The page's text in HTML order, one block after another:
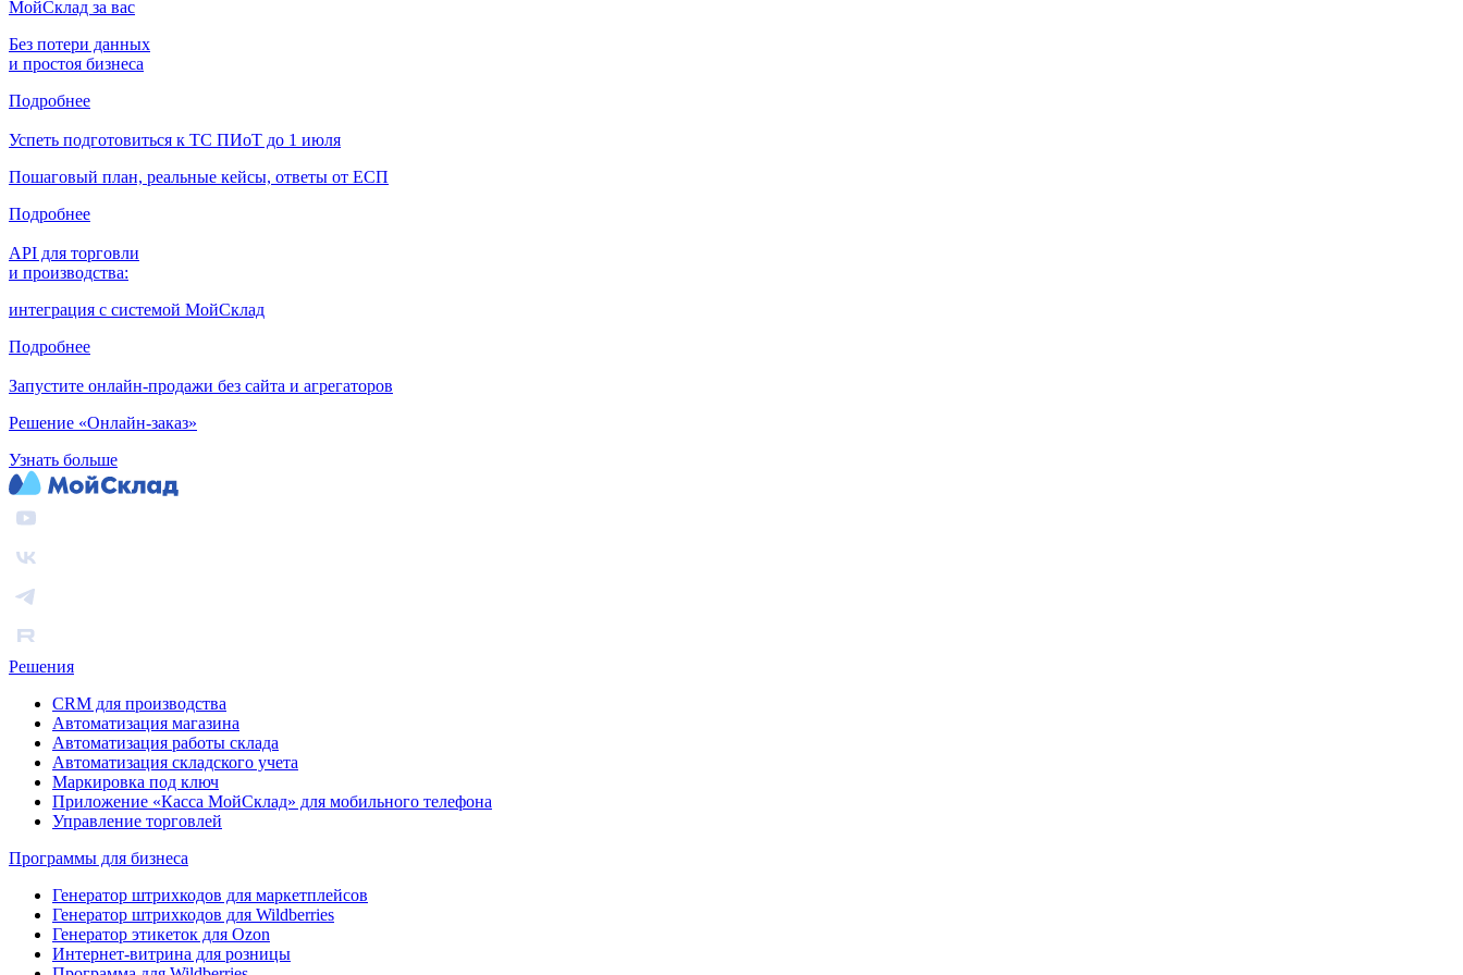
МойСклад за вас
Без потери данных
и простоя бизнеса
Подробнее
Успеть подготовиться к ТС ПИоТ до 1 июля
Пошаговый план, реальные кейсы, ответы от ЕСП
Подробнее
API для торговли
и производства:
интеграция с системой МойСклад
Подробнее
Запустите онлайн-продажи без сайта и агрегаторов
Решение «Онлайн-заказ»
Узнать больше
Решения
CRM для производства
Автоматизация магазина
Автоматизация работы склада
Автоматизация складского учета
Маркировка под ключ
Приложение «Касса МойСклад» для мобильного телефона
Управление торговлей
Программы для бизнеса
Генератор штрихкодов для маркетплейсов
Генератор штрихкодов для Wildberries
Генератор этикеток для Ozon
Интернет-витрина для розницы